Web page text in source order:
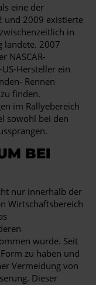
eine der
und 2009 existierte
in
landete. 2007
NASCAR-
Hersteller ein
Rennen
finden.
im Rallyebereich
sowohl bei den
BEI
nur innerhalb der
Wirtschaftsbereich
wurde. Seit
zu haben und
Vermeidung von
Dieser